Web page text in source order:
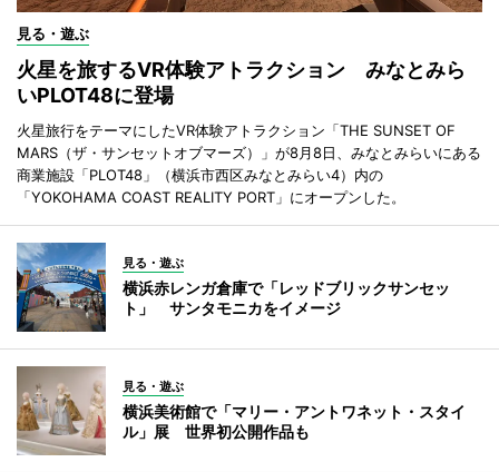
見る・遊ぶ
火星を旅するVR体験アトラクション みなとみら
いPLOT48に登場
火星旅行をテーマにしたVR体験アトラクション「THE SUNSET OF
MARS（ザ・サンセットオブマーズ）」が8月8日、みなとみらいにある
商業施設「PLOT48」（横浜市西区みなとみらい4）内の
「YOKOHAMA COAST REALITY PORT」にオープンした。
見る・遊ぶ
横浜赤レンガ倉庫で「レッドブリックサンセッ
ト」 サンタモニカをイメージ
見る・遊ぶ
横浜美術館で「マリー・アントワネット・スタイ
ル」展 世界初公開作品も